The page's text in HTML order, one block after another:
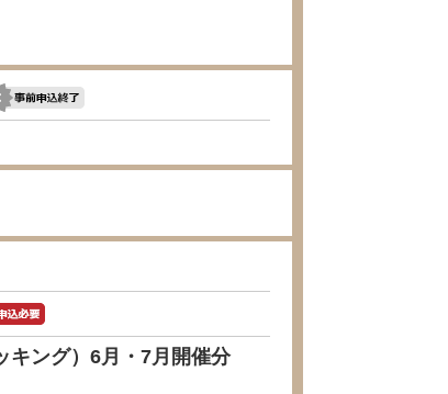
キング）6月・7月開催分